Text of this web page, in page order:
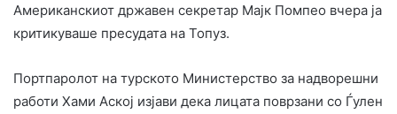
Американскиот државен секретар Мајк Помпео вчера ја
критикуваше пресудата на Топуз.
Портпаролот на турското Министерство за надворешни
работи Хами Аској изјави дека лицата поврзани со Ѓулен